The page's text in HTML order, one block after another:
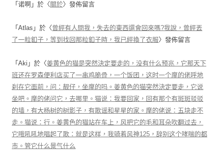
「 诺啊 」於〈 關於〉發佈留言
「 Atlas 」於〈曾經有人問我，失去的東西還會回來嗎?我說，曾經丟
了一粒釦子，等到找回那粒釦子時，我已經換了衣服〉發佈留言
「 Aki 」於〈姜黄色的猫是突然決定要走的，没有什么预兆，它那天下
班还在罗森便利店买了一串鸡脆骨，一个饭团，这时一个摩的佬呼地
刹在它面前，问：靓仔，坐摩的吗。姜黄色的猫突然決定要走，它说
坐吧。摩的佬问它，去哪里。猫说：我要回家，回有那个有斑斑驳驳
的墙，有大杨树的树影子，有歌谣和星星的家。摩的佬说：五块走不
走。猫说：行。姜黄色的猫站在车上，风把它的毛和耳朵吹翻过去，
它哦吼吼地唱起了歌：就是这样，我骑着风神125，辞别这个哮喘的都
市。管它什么景气什么